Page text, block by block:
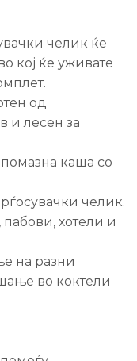
челик ќе
кој ќе уживате
од
и лесен за
помазна каша со
челик.
хотели и
на разни
во коктели